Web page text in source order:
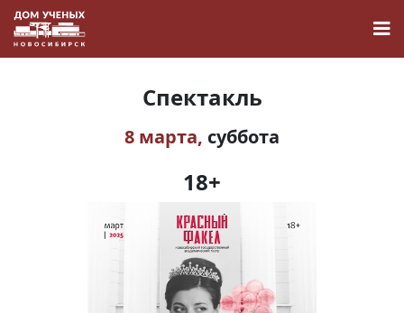
Наука
О Доме учёных
Спектакль
8 марта, суббота
18+